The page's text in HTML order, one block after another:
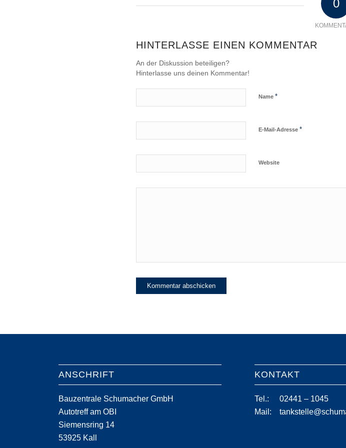
0
HINTERLASSE EINEN KOMMENTAR
An der Diskussion beteiligen?
Hinterlasse uns deinen Kommentar!
Name *
E-Mail-Adresse *
Website
ANSCHRIFT
Bauzentrale Schumacher GmbH
Autotreff am OBI
Siemensring 14
53925 Kall
KONTAKT
Tel.:
02441 – 1045
Mail: